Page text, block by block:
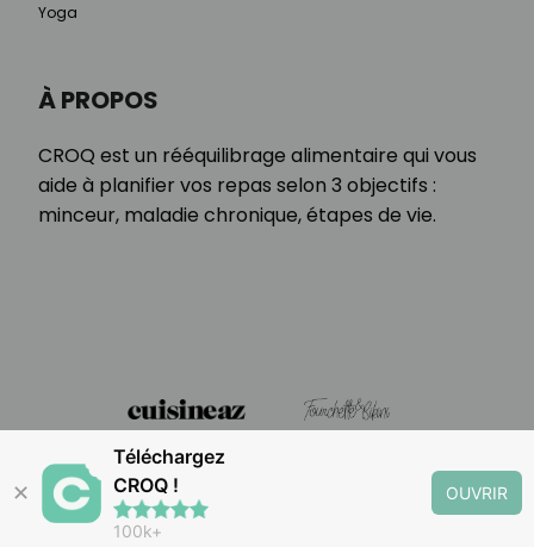
À PROPOS
CROQ est un rééquilibrage alimentaire qui vous
aide à planifier vos repas selon 3 objectifs :
minceur, maladie chronique, étapes de vie.
Yoga
✕
Téléchargez
CROQ !
100k+
OUVRIR